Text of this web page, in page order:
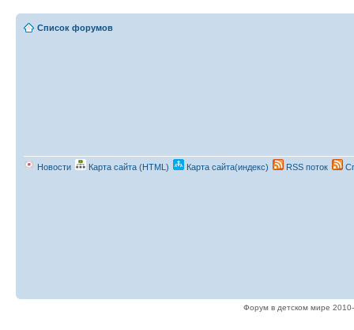
Список форумов
Новости Карта сайта (HTML) Карта сайта(индекс) RSS поток
Форум в детском мире